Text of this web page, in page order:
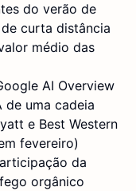
do verão de
curta distância
médio das
AI Overview
de uma cadeia
e Best Western
fevereiro)
da
orgânico